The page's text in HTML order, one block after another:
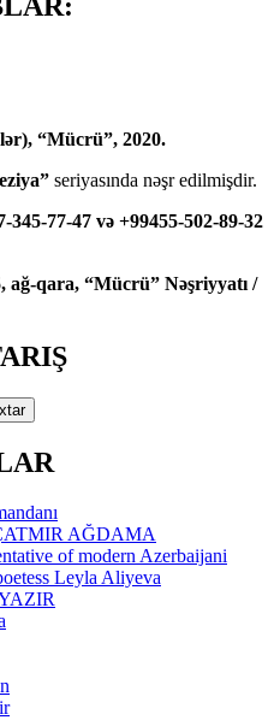
“Mücrü”, 2020.
seriyasında nəşr edilmişdir.
77-47 və +99455-502-89-32
ağ-qara, “Mücrü” Nəşriyyatı /
AĞDAMA
of modern Azerbaijani
Leyla Aliyeva